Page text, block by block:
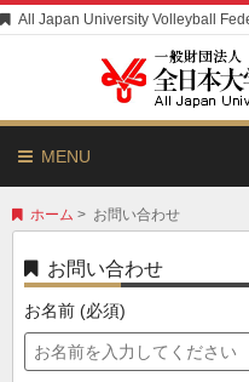
All Japan University Volleyball
MENU
ホーム > お問い合わせ
お問い合わせ
お名前 (必須)